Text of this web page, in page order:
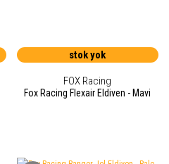
stok yok
FOX Racing
Fox Racing Flexair Eldiven - Mavi